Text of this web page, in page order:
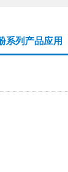
系列产品应用